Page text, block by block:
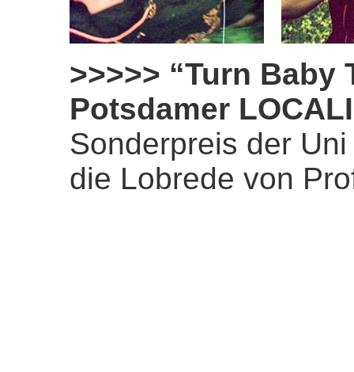
>>>>> “Turn Baby
Potsdamer
Sonderpreis der
die Lobrede von